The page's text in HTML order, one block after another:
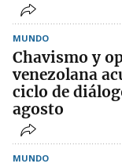
MUNDO
Chavismo y
venezolana
ciclo de
agosto
MUNDO